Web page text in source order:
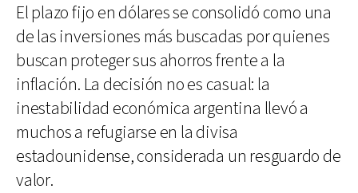
El plazo fijo en dólares se consolidó como una
de las inversiones más buscadas por quienes
buscan proteger sus ahorros frente a la
inflación. La decisión no es casual: la
inestabilidad económica argentina llevó a
muchos a refugiarse en la divisa
estadounidense, considerada un resguardo de
valor.